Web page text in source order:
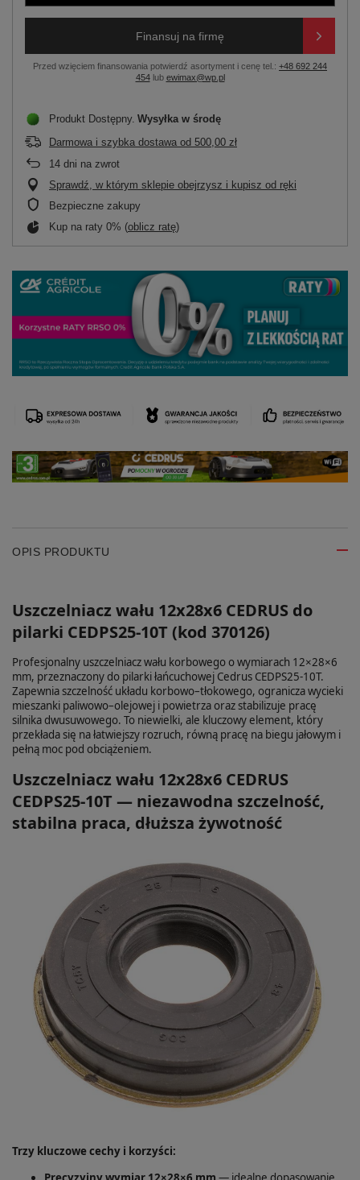
Finansuj na firmę
Przed wzięciem finansowania potwierdź asortyment i cenę tel.: +48 692 244
454lub ewimax@wp.pl
Produkt Dostępny Wysyłka w środę
Darmowa i szybka dostawa od 500,00 zł
14 dni na zwrot
Sprawdź, w którym sklepie obejrzysz i kupisz od ręki
Bezpieczne zakupy
Kup na raty 0% (oblicz ratę)
OPIS PRODUKTU
Uszczelniacz wału 12x28x6 CEDRUS do
pilarki CEDPS25-10T (kod 370126)
Profesjonalny uszczelniacz wału korbowego o wymiarach 12×28×6
mm, przeznaczony do pilarki łańcuchowej Cedrus CEDPS25-10T.
Zapewnia szczelność układu korbowo–tłokowego, ogranicza wycieki
mieszanki paliwowo–olejowej i powietrza oraz stabilizuje pracę
silnika dwusuwowego. To niewielki, ale kluczowy element, który
przekłada się na łatwiejszy rozruch, równą pracę na biegu jałowym i
pełną moc pod obciążeniem.
Uszczelniacz wału 12x28x6 CEDRUS
CEDPS25-10T — niezawodna szczelność,
stabilna praca, dłuższa żywotność
Trzy kluczowe cechy i korzyści: